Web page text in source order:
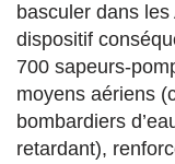
basculer dans
dispositif
700 sapeurs-
moyens aériens
bombardiers
retardant),